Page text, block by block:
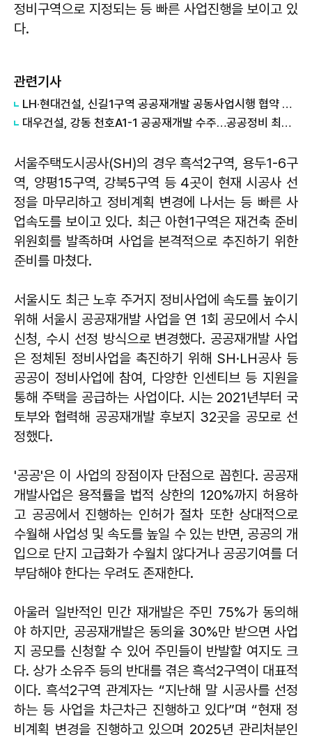
정비구역으로 지정되는 등 빠른 사업진행을 보이고 있
다.
관련기사
LH·현대건설, 신길1구역 공공재개발 공동사업시행 협약 체결
대우건설, 강동 천호A1-1 공공재개발 수주…공공정비 최초 '써밋' 단다
서울주택도시공사(SH)의 경우 흑석2구역, 용두1-6구
역, 양평15구역, 강북5구역 등 4곳이 현재 시공사 선
정을 마무리하고 정비계획 변경에 나서는 등 빠른 사
업속도를 보이고 있다. 최근 아현1구역은 재건축 준비
위원회를 발족하며 사업을 본격적으로 추진하기 위한
준비를 마쳤다.
서울시도 최근 노후 주거지 정비사업에 속도를 높이기
위해 서울시 공공재개발 사업을 연 1회 공모에서 수시
신청, 수시 선정 방식으로 변경했다. 공공재개발 사업
은 정체된 정비사업을 촉진하기 위해 SH·LH공사 등
공공이 정비사업에 참여, 다양한 인센티브 등 지원을
통해 주택을 공급하는 사업이다. 시는 2021년부터 국
토부와 협력해 공공재개발 후보지 32곳을 공모로 선
정했다.
'공공'은 이 사업의 장점이자 단점으로 꼽힌다. 공공재
개발사업은 용적률을 법적 상한의 120%까지 허용하
고 공공에서 진행하는 인허가 절차 또한 상대적으로
수월해 사업성 및 속도를 높일 수 있는 반면, 공공의 개
입으로 단지 고급화가 수월치 않다거나 공공기여를 더
부담해야 한다는 우려도 존재한다.
아울러 일반적인 민간 재개발은 주민 75%가 동의해
야 하지만, 공공재개발은 동의율 30%만 받으면 사업
지 공모를 신청할 수 있어 주민들이 반발할 여지도 크
다. 상가 소유주 등의 반대를 겪은 흑석2구역이 대표적
이다. 흑석2구역 관계자는 “지난해 말 시공사를 선정
하는 등 사업을 차근차근 진행하고 있다”며 “현재 정
비계획 변경을 진행하고 있으며 2025년 관리처분인